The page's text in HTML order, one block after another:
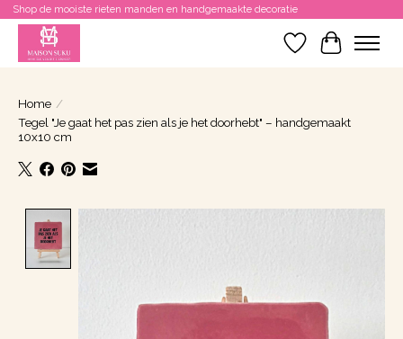
Shop de mooiste rieten manden en handgemaakte decoratie
Verlanglijst
Home /
Tegel "Je gaat het pas zien als je het doorhebt" – handgemaakt
10x10 cm